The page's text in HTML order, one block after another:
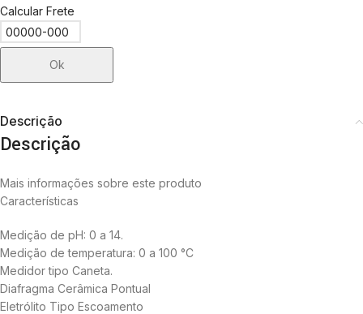
Calcular Frete
Ok
Descrição
Descrição
Mais informações sobre este produto
Características
Medição de pH: 0 a 14.
Medição de temperatura: 0 a 100 °C
Medidor tipo Caneta.
Diafragma Cerâmica Pontual
Eletrólito Tipo Escoamento